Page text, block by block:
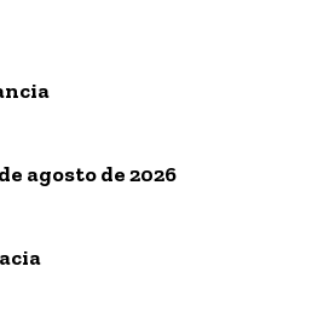
agosto de 2026